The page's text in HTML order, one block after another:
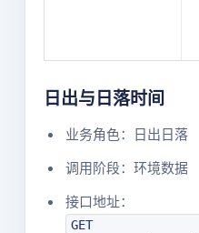
日出与日落时间
业务角色：日出日落
调用阶段：环境数据
接口地址：
GET